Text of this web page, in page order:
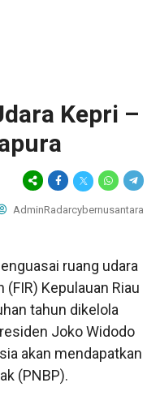
Kepri –
AdminRadarcybernusantara
ruang udara
Kepulauan Riau
tahun dikelola
Joko Widodo
akan mendapatkan
(PNBP).